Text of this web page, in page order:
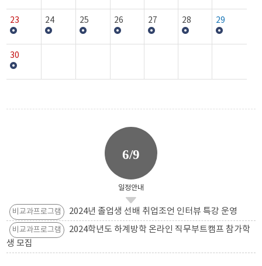
23 24 25 26 27 28 29
30
6/9
일정안내
비교과프로그램 2024년 졸업생 선배 취업조언 인터뷰 특강 운영
비교과프로그램
2024학년도 하계방학 온라인 직무부트캠프 참가학
생 모집